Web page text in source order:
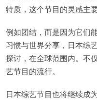
特质，这个节目的灵感主
例如团结，而是因为它们
习惯与世界分享，日本综
探讨，在全球范围内。不
艺节目的流行。
日本综艺节目也将继续成